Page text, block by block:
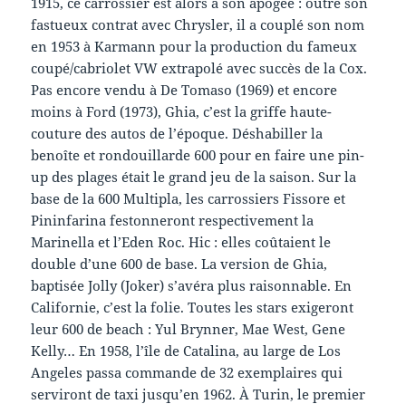
fastueux contrat avec Chrysler, il a couplé son nom
en 1953 à Karmann pour la production du fameux
coupé/cabriolet VW extrapolé avec succès de la Cox.
Pas encore vendu à De Tomaso (1969) et encore
moins à Ford (1973), Ghia, c’est la griffe haute-
couture des autos de l’époque. Déshabiller la
benoîte et rondouillarde 600 pour en faire une pin-
up des plages était le grand jeu de la saison. Sur la
base de la 600 Multipla, les carrossiers Fissore et
Pininfarina festonneront respectivement la
Marinella et l’Eden Roc. Hic : elles coûtaient le
double d’une 600 de base. La version de Ghia,
baptisée Jolly (Joker) s’avéra plus raisonnable. En
Californie, c’est la folie. Toutes les stars exigeront
leur 600 de beach : Yul Brynner, Mae West, Gene
Kelly… En 1958, l’île de Catalina, au large de Los
Angeles passa commande de 32 exemplaires qui
serviront de taxi jusqu’en 1962. À Turin, le premier